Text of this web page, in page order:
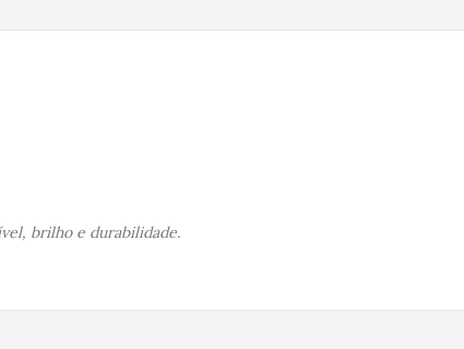
brilho e durabilidade.